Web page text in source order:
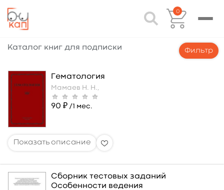
0
Каталог книг для подписки Фильтр
Гематология
Мамаев Н. Н.,
90 ₽ /1 мес.
Сборник тестовых заданий
Особенности ведения